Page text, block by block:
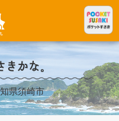
かな。
県須崎市